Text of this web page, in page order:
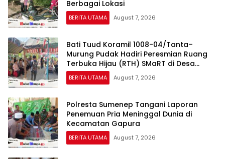
Berbagai Lokasi
BERITA UTAMA August 7, 2026
Bati Tuud Koramil 1008-04/Tanta–
Murung Pudak Hadiri Peresmian Ruang
Terbuka Hijau (RTH) SMaRT di Desa
Padangin
BERITA UTAMA August 7, 2026
Polresta Sumenep Tangani Laporan
Penemuan Pria Meninggal Dunia di
Kecamatan Gapura
BERITA UTAMA August 7, 2026